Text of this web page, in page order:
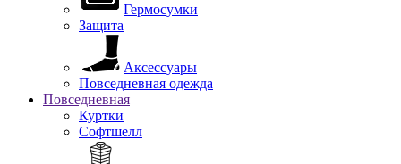
Гермосумки
Защита
Аксессуары
Повседневная одежда
Повседневная
Куртки
Софтшелл